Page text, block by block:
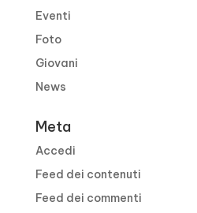
Eventi
Foto
Giovani
News
Meta
Accedi
Feed dei contenuti
Feed dei commenti